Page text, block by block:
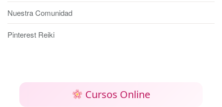
Nuestra Comunidad
Pinterest Reiki
Cursos Online